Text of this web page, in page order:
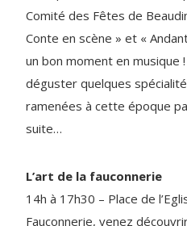
Comité des Fêtes de
Conte en scène » et «
un bon moment en musique
déguster quelques
ramenées à cette époque
suite…
L’art de la fauconnerie
14h à 17h30 – Place de
Fauconnerie, venez